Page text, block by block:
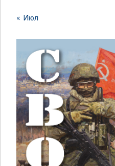
« Июл